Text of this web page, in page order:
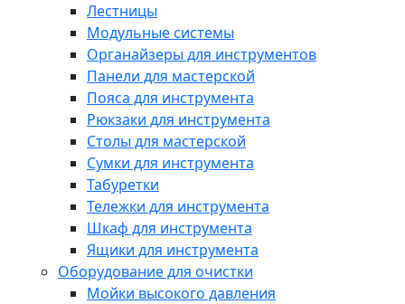
Лестницы
Модульные системы
Органайзеры для инструментов
Панели для мастерской
Пояса для инструмента
Рюкзаки для инструмента
Столы для мастерской
Сумки для инструмента
Табуретки
Тележки для инструмента
Шкаф для инструмента
Ящики для инструмента
Оборудование для очистки
Мойки высокого давления